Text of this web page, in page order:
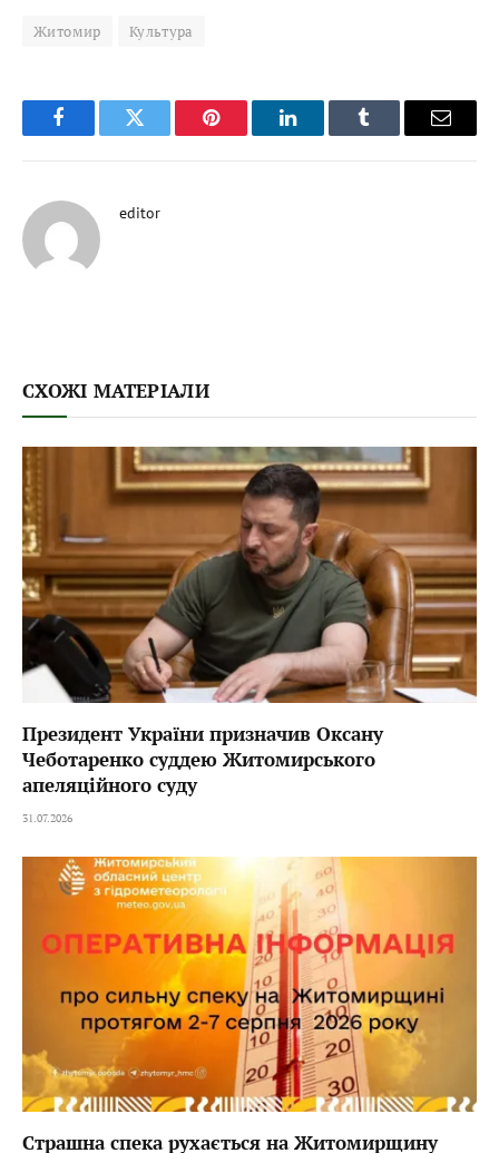
Житомир Культура
FacebookTwitter Pinterest LinkedInTumblr Email
editor
СХОЖІ МАТЕРІАЛИ
Президент України призначив Оксану
Чеботаренко суддею Житомирського
апеляційного суду
31.07.2026
Страшна спека рухається на Житомирщину